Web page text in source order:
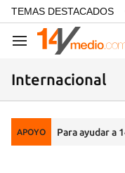
common.go-to-content
TEMAS DESTACADOS
Navegación
Internacional
APOYO Para ayudar a